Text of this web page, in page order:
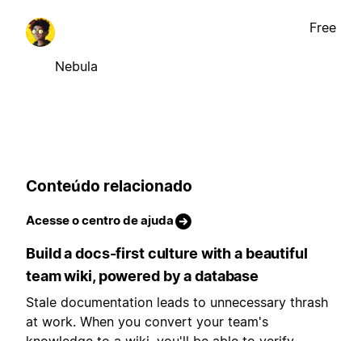
Nebula
Free
Conteúdo relacionado
Acesse o centro de ajuda
Build a docs-first culture with a beautiful
team wiki, powered by a database
Stale documentation leads to unnecessary thrash
at work. When you convert your team's